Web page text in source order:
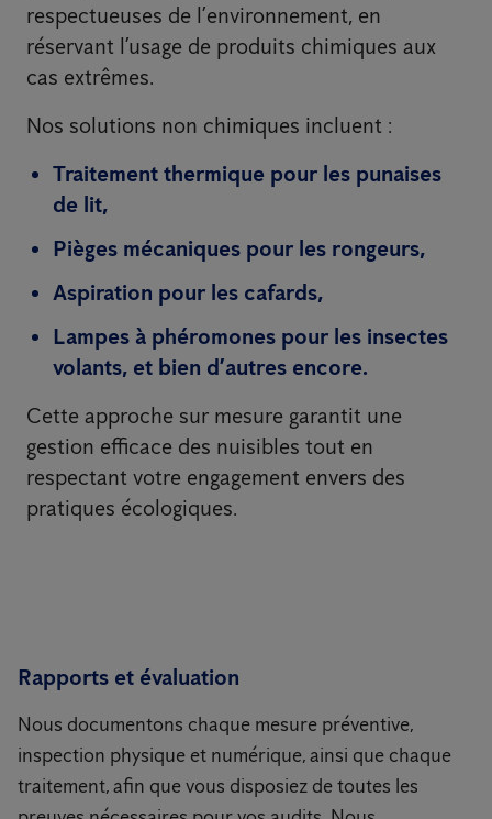
respectueuses de l’environnement, en
réservant l’usage de produits chimiques aux
cas extrêmes.
Nos solutions non chimiques incluent :
Traitement thermique pour les punaises
de lit,
Pièges mécaniques pour les rongeurs,
Aspiration pour les cafards,
Lampes à phéromones pour les insectes
volants, et bien d’autres encore.
Cette approche sur mesure garantit une
gestion efficace des nuisibles tout en
respectant votre engagement envers des
pratiques écologiques.
Rapports et évaluation
Nous documentons chaque mesure préventive,
inspection physique et numérique, ainsi que chaque
traitement, afin que vous disposiez de toutes les